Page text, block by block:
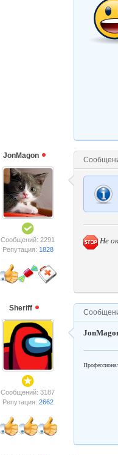
JonMagon
Сообщений: 2291
Репутация: 1828
Не
Shеriff
Сообщений: 3187
Репутация: 2662